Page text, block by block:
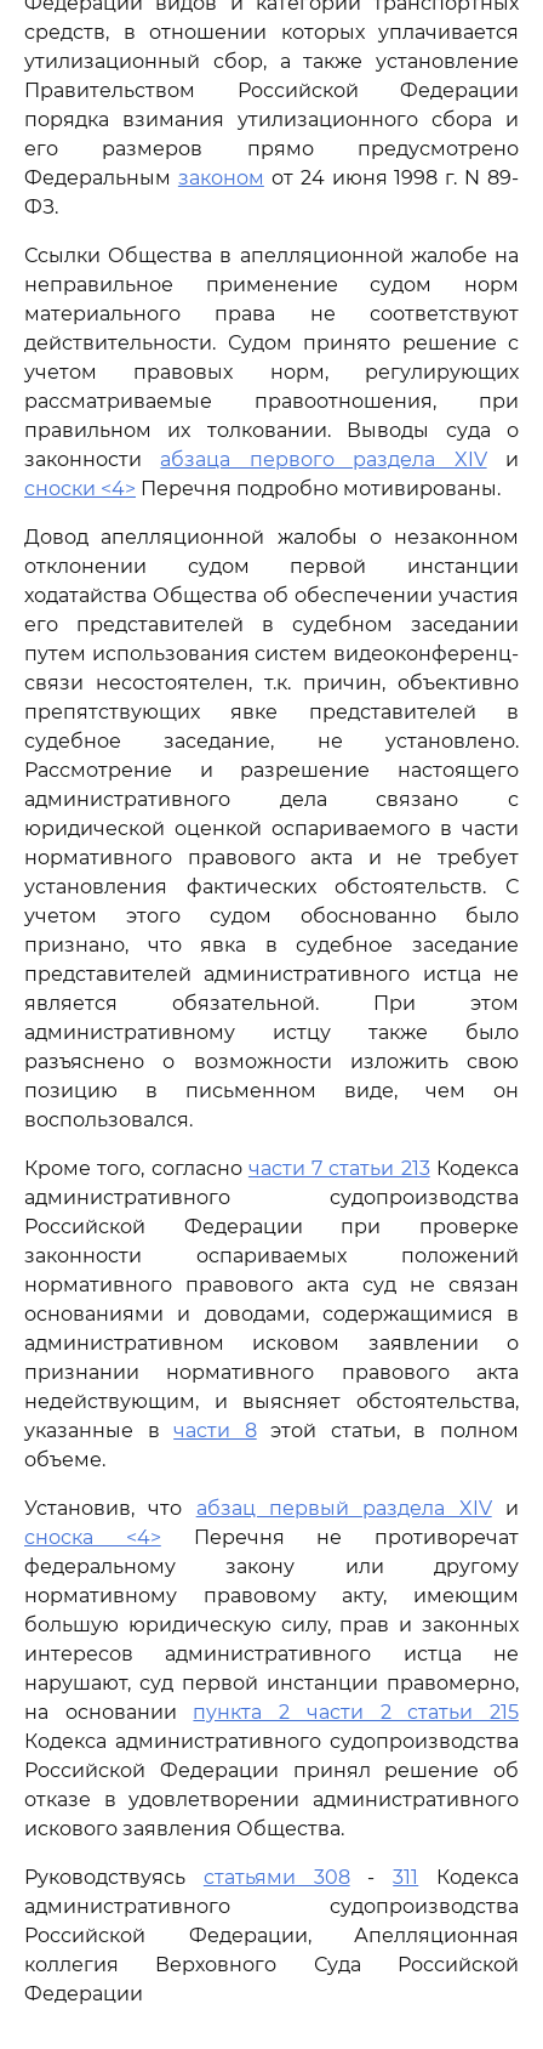
средств, в отношении которых уплачивается
утилизационный сбор, а также установление
Правительством Российской Федерации
порядка взимания утилизационного сбора и
его размеров прямо предусмотрено
Федеральным законом от 24 июня 1998 г. N 89-
ФЗ.
Ссылки Общества в апелляционной жалобе на
неправильное применение судом норм
материального права не соответствуют
действительности. Судом принято решение с
учетом правовых норм, регулирующих
рассматриваемые правоотношения, при
правильном их толковании. Выводы суда о
законности абзаца первого раздела XIVи
сноски <4> Перечня подробно мотивированы.
Довод апелляционной жалобы о незаконном
отклонении судом первой инстанции
ходатайства Общества об обеспечении участия
его представителей в судебном заседании
путем использования систем видеоконференц-
связи несостоятелен, т.к. причин, объективно
препятствующих явке представителей в
судебное заседание, не установлено.
Рассмотрение и разрешение настоящего
административного дела связано с
юридической оценкой оспариваемого в части
нормативного правового акта и не требует
установления фактических обстоятельств. С
учетом этого судом обоснованно было
признано, что явка в судебное заседание
представителей административного истца не
является обязательной. При этом
административному истцу также было
разъяснено о возможности изложить свою
позицию в письменном виде, чем он
воспользовался.
Кроме того, согласно части 7 статьи 213Кодекса
административного судопроизводства
Российской Федерации при проверке
законности оспариваемых положений
нормативного правового акта суд не связан
основаниями и доводами, содержащимися в
административном исковом заявлении о
признании нормативного правового акта
недействующим, и выясняет обстоятельства,
указанные вчасти 8этой статьи, в полном
объеме.
Установив, что абзац первый раздела XIVи
сноска <4> Перечня не противоречат
федеральному закону или другому
нормативному правовому акту, имеющим
большую юридическую силу, прав и законных
интересов административного истца не
нарушают, суд первой инстанции правомерно,
на основании пункта 2 части 2 статьи 215
Кодекса административного судопроизводства
Российской Федерации принял решение об
отказе в удовлетворении административного
искового заявления Общества.
Руководствуясь статьями 308-311
Кодекса
административного судопроизводства
Российской Федерации, Апелляционная
коллегия Верховного Суда Российской
Федерации